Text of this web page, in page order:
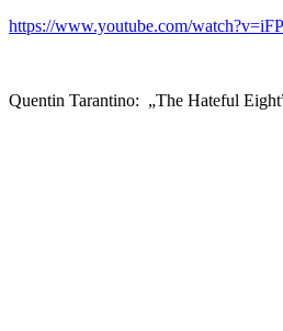
https://www.youtube.com/
Quentin Tarantino: „The Hateful